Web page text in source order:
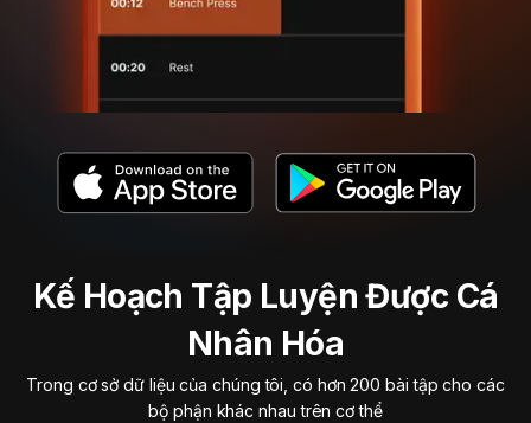
Kế Hoạch Tập Luyện Được Cá
Nhân Hóa
Trong cơ sở dữ liệu của chúng tôi, có hơn 200 bài tập cho các
bộ phận khác nhau trên cơ thể